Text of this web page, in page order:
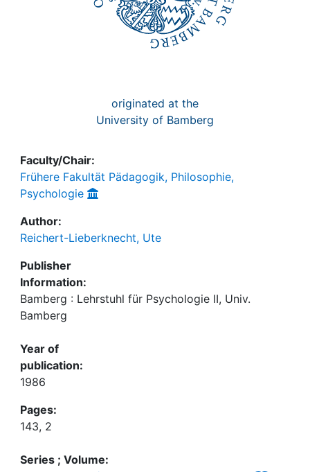
originated at the
University of Bamberg
Faculty/Chair:
Frühere Fakultät Pädagogik, Philosophie,
Psychologie
Author:
Reichert-Lieberknecht, Ute
Publisher
Information:
Bamberg : Lehrstuhl für Psychologie II, Univ.
Bamberg
Year of
publication:
1986
Pages:
143, 2
Series ; Volume: